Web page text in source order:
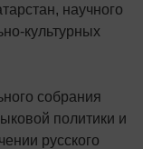
научного
культурных
собрания
политики и
русского